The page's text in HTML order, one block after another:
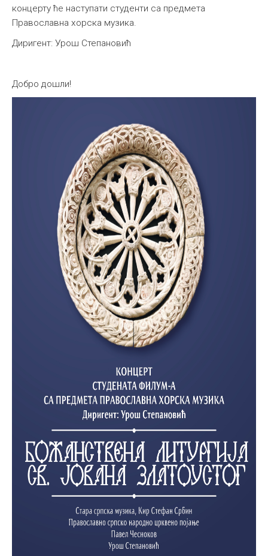
концерту ће наступати студенти са предмета
Православна хорска музика.
Диригент: Урош Степановић
Добро дошли!